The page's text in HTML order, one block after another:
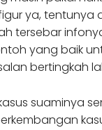
ya, tentunya
tersebar
yang baik
bertingkah
suaminya